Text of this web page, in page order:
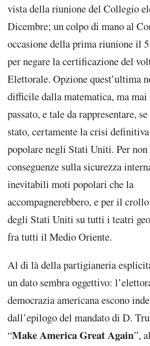
vista della riunione del Collegio
Dicembre; un colpo di mano al
occasione della prima riunione il
per negare la certificazione del
Elettorale. Opzione quest’ultima
difficile dalla matematica, ma
passato, e tale da rappresentare,
stato, certamente la crisi
popolare negli Stati Uniti. Per
conseguenze sulla sicurezza
inevitabili moti popolari che la
accompagnerebbero, e per il
degli Stati Uniti su tutti i teatri
fra tutti il Medio Oriente.
Al di là della partigianeria
un dato sembra oggettivo:
democrazia americana escono
dall’epilogo del mandato di D.
“Make America Great Again”,